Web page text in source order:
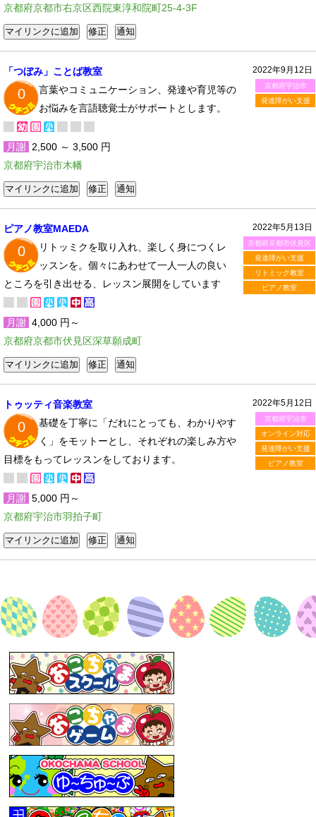
京都府京都市右京区西院東淳和院町25-4-3F
2022年9月12日
京都府宇治市
発達障がい支援
「つぼみ」ことば教室
0
言葉やコミュニケーション、発達や育児等の
お悩みを言語聴覚士がサポートとします。
月謝 2,500 ～ 3,500 円
京都府宇治市木幡
2022年5月13日
京都府京都市伏見区
発達障がい支援
リトミック教室
ピアノ教室
ピアノ教室MAEDA
0
リトッミクを取り入れ、楽しく身につくレ
ッスンを。個々にあわせて一人一人の良い
ところを引き出せる、レッスン展開をしています
月謝 4,000 円～
京都府京都市伏見区深草願成町
2022年5月12日
京都府宇治市
オンライン対応
発達障がい支援
ピアノ教室
トゥッティ音楽教室
0
基礎を丁寧に「だれにとっても、わかりやす
く」をモットーとし、それぞれの楽しみ方や
目標をもってレッスンをしております。
月謝 5,000 円～
京都府宇治市羽拍子町